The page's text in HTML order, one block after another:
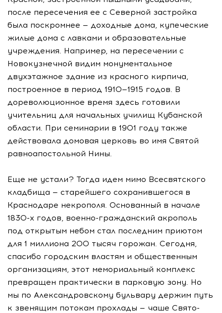
после пересечения ее с Северной застройка
была поскромнее — доходные дома, купеческие
жилые дома с лавками и образовательные
учреждения. Например, на пересечении с
Новокузнечной видим монументальное
двухэтажное здание из красного кирпича,
построенное в период 1910—1915 годов. В
дореволюционное время здесь готовили
учительниц для начальных училищ Кубанской
области. При семинарии в 1901 году также
действовала домовая церковь во имя Святой
равноапостольной Нины.
Еще не устали? Тогда идем мимо Всесвятского
кладбища — старейшего сохранившегося в
Краснодаре некрополя. Основанный в начале
1830-х годов, военно-гражданский акрополь
под открытым небом стал последним приютом
для 1 миллиона 200 тысяч горожан. Сегодня,
спасибо городским властям и общественным
организациям, этот мемориальный комплекс
превращен практически в парковую зону. Но
мы по Александровскому бульвару держим путь
к звенящим потокам прохлады — чаше Свято-